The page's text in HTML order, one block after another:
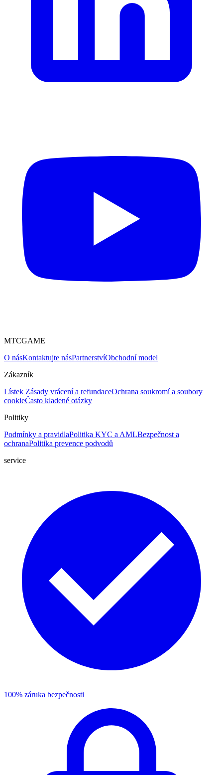
MTCGAME
O násKontaktujte násPartnerstvíObchodní model
Zákazník
Lístek Zásady vrácení a refundaceOchrana soukromí a soubory
cookieČasto kladené otázky
Politiky
Podmínky a pravidlaPolitika KYC a AMLBezpečnost a
ochranaPolitika prevence podvodů
service
100% záruka bezpečnosti